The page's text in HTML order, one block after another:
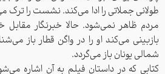
طولانی جملاتی را ادا می‌کند. نشست را ترک
مردم ظاهر نمی‌شود. حالا خبرنگار مقابل
بازبینی می‌کند او را در واگن قطار باز
شمالی یونان باز می‌گردد.
کتابی که در داستان فیلم به آن اشاره